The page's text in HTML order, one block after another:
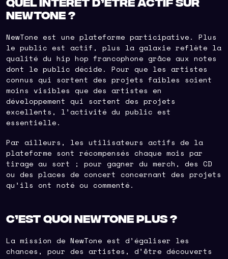
NewTone ?
NewTone est une plateforme participative. Plus
le public est actif, plus la galaxie reflète la
qualité du hip hop francophone grâce aux notes
dont le public décide. Pour que les artistes
connus qui sortent des projets faibles soient
moins visibles que des artistes en
développement qui sortent des projets
excellents, l’activité du public est
essentielle.
Par ailleurs, les utilisateurs actifs de la
plateforme sont récompensés chaque mois par
tirage au sort ; pour gagner du merch, des CD
ou des places de concert concernant des projets
qu’ils ont noté ou commenté.
C’est quoi NewTone Plus ?
La mission de NewTone est d’égaliser les
chances, pour des artistes, d’être découverts